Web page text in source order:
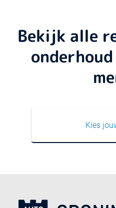
Bekijk alle
Kies